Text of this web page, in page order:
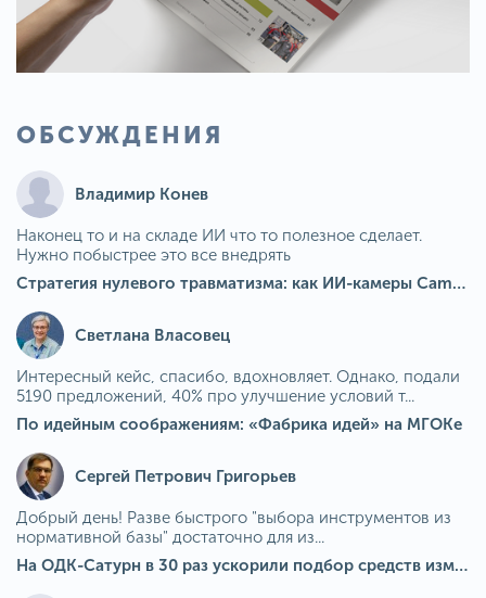
ОБСУЖДЕНИЯ
Владимир Конев
Наконец то и на складе ИИ что то полезное сделает.
Нужно побыстрее это все внедрять
Стратегия нулевого травматизма: как ИИ-камеры Camkord снижают риск наезда на пешехода при работе на погрузчике
Светлана Власовец
Интересный кейс, спасибо, вдохновляет. Однако, подали
5190 предложений, 40% про улучшение условий т...
По идейным соображениям: «Фабрика идей» на МГОКе
Сергей Петрович Григорьев
Добрый день! Разве быстрого "выбора инструментов из
нормативной базы" достаточно для из...
На ОДК-Сатурн в 30 раз ускорили подбор средств измерения для контроля качества продукции